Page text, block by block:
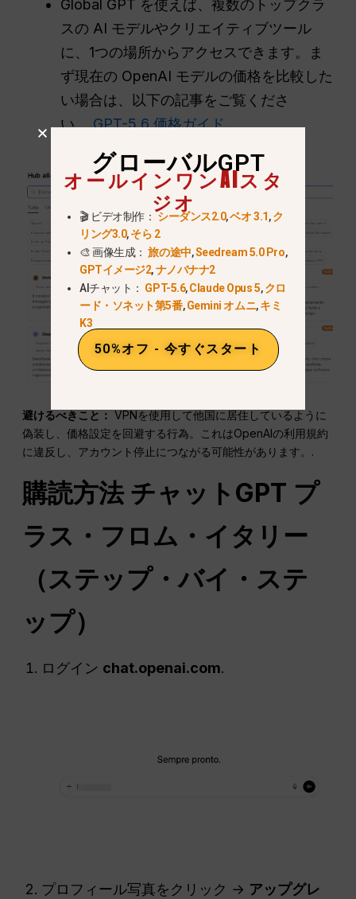
Global GPT を使えば、複数のトップクラ
スの AI モデルやクリエイティブツール
に、1つの場所からアクセスできます。ま
ず現在の OpenAI モデルの価格を比較した
い場合は、以下の記事をご覧くださ
い。GPT-5.6 価格ガイド.
避けるべきこと： VPNを使用して他国に居住しているように
偽装し、価格設定を回避する行為。これはOpenAIの利用規約
に違反し、アカウント停止につながる可能性があります。.
購読方法 チャットGPT プ
ラス・フロム・イタリー
（ステップ・バイ・ステ
ップ）
ログイン chat.openai.com.
プロフィール写真をクリック → アップグレ
グローバルGPT
オールインワンAIスタ
ジオ
🎬 ビデオ制作：シーダンス2.0,ベオ 3.1,ク
リング3.0,そら 2
🎨 画像生成：旅の途中,Seedream 5.0 Pro,
GPTイメージ2,ナノバナナ2
AIチャット： GPT-5.6,Claude Opus 5,クロ
ード・ソネット第5番,Gemini オムニ,キミ
K3
50%オフ - 今すぐスタート